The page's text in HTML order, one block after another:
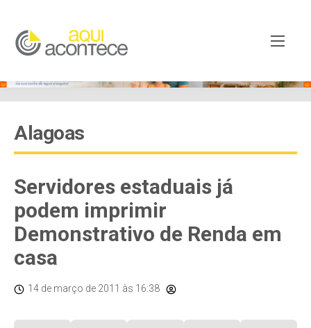
Alagoas
Servidores estaduais já
podem imprimir
Demonstrativo de Renda em
casa
14 de março de 2011 às 16:38